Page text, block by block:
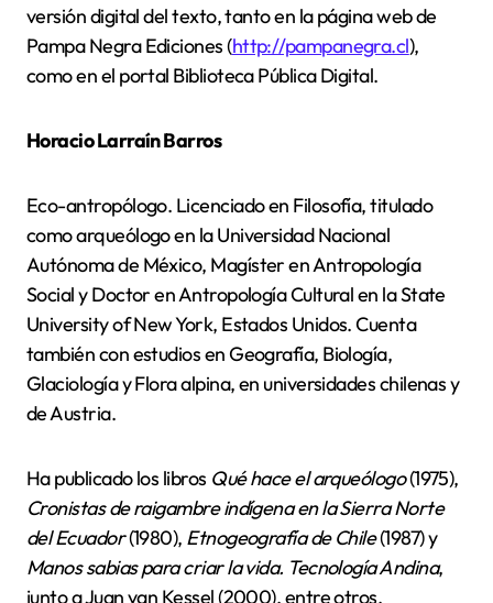
versión digital del texto, tanto en la página web de
Pampa Negra Ediciones (http://pampanegra.cl),
como en el portal Biblioteca Pública Digital.
Horacio Larraín Barros
Eco-antropólogo. Licenciado en Filosofía, titulado
como arqueólogo en la Universidad Nacional
Autónoma de México, Magíster en Antropología
Social y Doctor en Antropología Cultural en la State
University of New York, Estados Unidos. Cuenta
también con estudios en Geografía, Biología,
Glaciología y Flora alpina, en universidades chilenas y
de Austria.
Ha publicado los libros Qué hace el arqueólogo(1975),
Cronistas de raigambre indígena en la Sierra Norte
del Ecuador(1980), Etnogeografía de Chile(1987) y
Manos sabias para criar la vida. Tecnología Andina,
junto a Juan van Kessel (2000), entre otros.